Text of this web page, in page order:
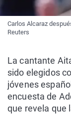
Carlos Alcaraz
Reuters
La cantante
sido elegidos
jóvenes
encuesta de
que revela que